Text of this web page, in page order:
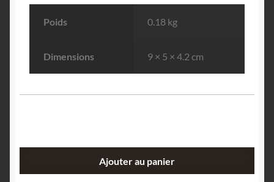
Poids 0.18 kg
Dimensions 9 × 5 × 4.2 cm
Ajouter au panier